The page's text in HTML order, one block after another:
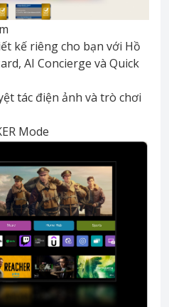
kế riêng cho bạn với Hồ
AI Concierge và Quick
tác điện ảnh và trò chơi
Mode